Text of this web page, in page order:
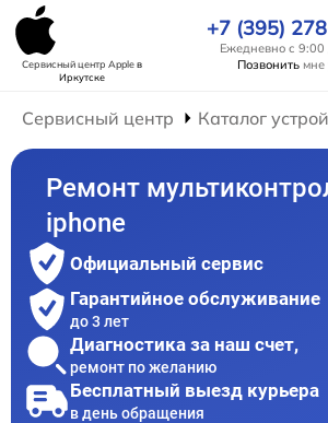
Сервисный центр Appleв
Иркутске
+7 (395)
Ежедневно с 9:00
Позвонить мне
Сервисный центр Каталог
Ремонт
iphone
Официальный сервис
Гарантийное обслуживание
до 3 лет
Диагностика за наш счет,
ремонт по желанию
Бесплатный выезд курьера
в день обращения